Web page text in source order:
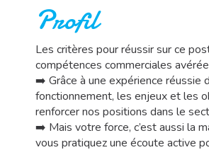
Profil
Les critères pour réussir sur ce
compétences commerciales
➡️ Grâce à une expérience réussie
fonctionnement, les enjeux et les
renforcer nos positions dans le
➡️ Mais votre force, c’est aussi la
vous pratiquez une écoute active